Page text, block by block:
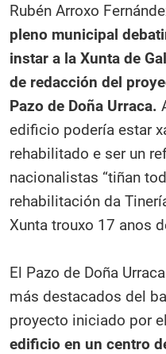
Rubén Arroxo
pleno municipal
instar a la Xunta de
de redacción del
Pazo de Doña Urraca.
edificio podería estar
rehabilitado e ser un
nacionalistas “tiñan
rehabilitación da
Xunta trouxo 17 anos
El Pazo de Doña
más destacados del
proyecto iniciado por
edificio en un centro